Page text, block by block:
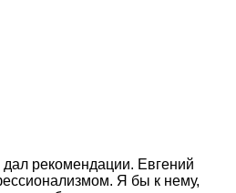
рекомендации. Евгений
Я бы к нему,